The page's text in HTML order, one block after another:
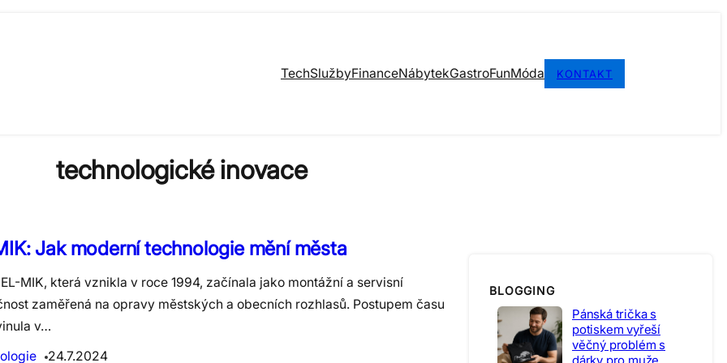
TechSlužbyFinanceNábytekGastroFunMóda KONTAKT
technologické inovace
Jak moderní technologie mění města
MIK, která vznikla v roce 1994, začínala jako montážní a servisní
zaměřená na opravy městských a obecních rozhlasů. Postupem času
v…
24.7.2024
BLOGGING
Pánská trička s
potiskem vyřeší
věčný problém s
dárky pro muže